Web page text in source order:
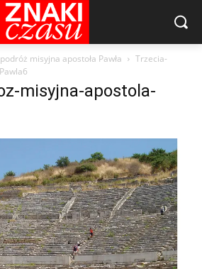
misyjna apostoła Pawła
Trzecia-
misyjna-apostola-